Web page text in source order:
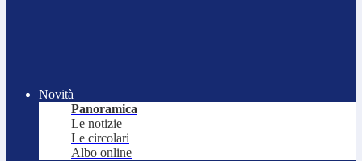
Novità
Panoramica
Le notizie
Le circolari
Albo online